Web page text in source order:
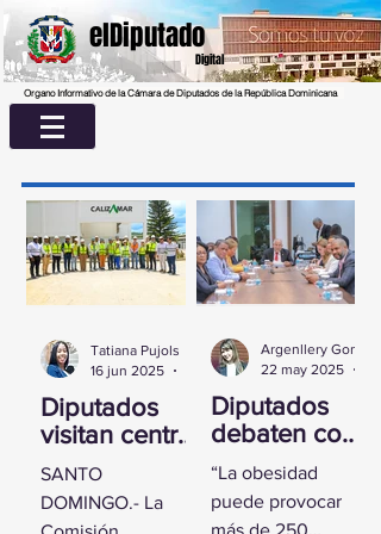
elDiputado
Digital
Organo Informativo de la Cámara de Diputados de la República Dominicana
Diputados
visitan centro
UASD La
Romana para
conocer
SANTO
DOMINGO.- La
Tatiana Pujols
16 jun 2025
Diputados
debaten con
experta
sobre la
obesidad
“La obesidad
puede provocar
más de 250
22 may 2025